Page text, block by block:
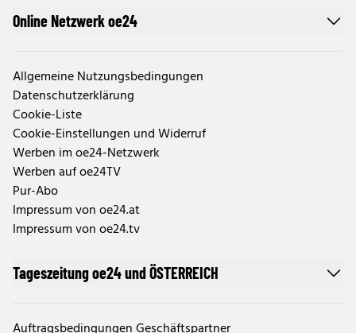
Online Netzwerk oe24
Allgemeine Nutzungsbedingungen
Datenschutzerklärung
Cookie-Liste
Cookie-Einstellungen und Widerruf
Werben im oe24-Netzwerk
Werben auf oe24TV
Pur-Abo
Impressum von oe24.at
Impressum von oe24.tv
Tageszeitung oe24 und ÖSTERREICH